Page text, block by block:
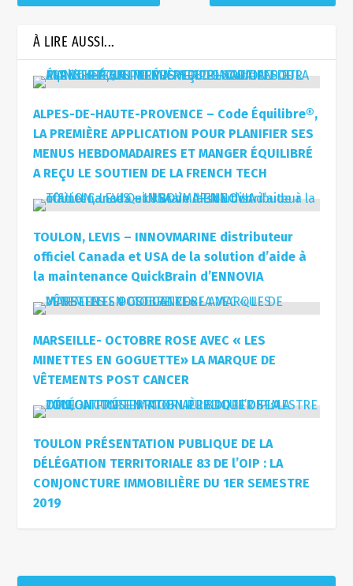
À LIRE AUSSI...
ALPES-DE-HAUTE-PROVENCE – Code Équilibre®,
LA PREMIÈRE APPLICATION POUR PLANIFIER SES
MENUS HEBDOMADAIRES ET MANGER ÉQUILIBRÉ
A REÇU LE SOUTIEN DE LA FRENCH TECH
TOULON, LEVIS – INNOVMARINE distributeur
officiel Canada et USA de la solution d’aide à
la maintenance QuickBrain d’ENNOVIA
MARSEILLE- OCTOBRE ROSE AVEC « LES
MINETTES EN GOGUETTE» LA MARQUE DE
VÊTEMENTS POST CANCER
TOULON PRÉSENTATION PUBLIQUE DE LA
DÉLÉGATION TERRITORIALE 83 DE l’OIP : LA
CONJONCTURE IMMOBILIÈRE DU 1ER SEMESTRE
2019